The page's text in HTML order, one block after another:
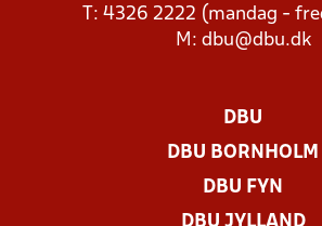
T: 4326 2222 (mandag -
M: dbu@dbu.dk
DBU
DBU BORNHOLM
DBU FYN